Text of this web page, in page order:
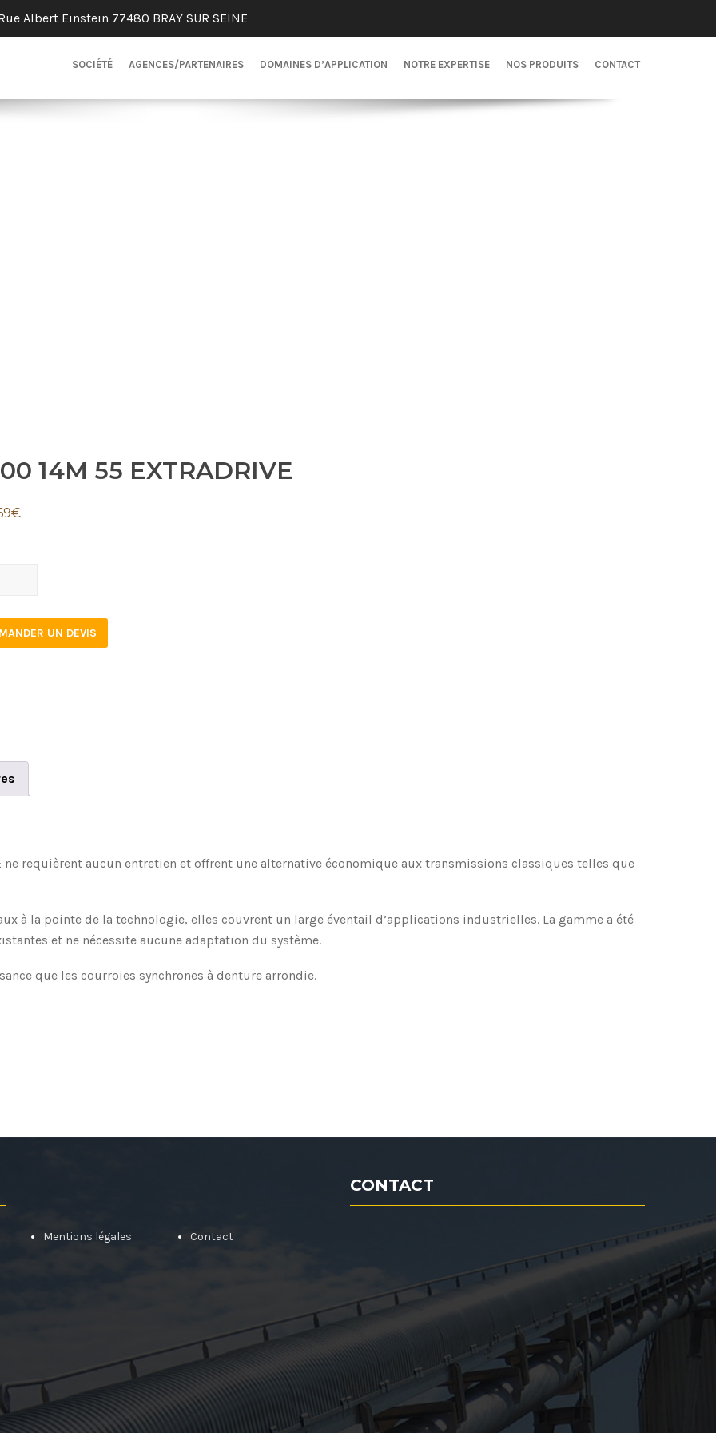
Albert Einstein 77480 BRAY SUR SEINE
SOCIÉTÉ AGENCES/PARTENAIRES DOMAINES D’APPLICATION NOTRE EXPERTISE NOS PRODUITS CONTACT
14M 55 EXTRADRIVE
€
UN DEVIS
ne requièrent aucun entretien et offrent une alternative économique aux transmissions classiques telles que
à la pointe de la technologie, elles couvrent un large éventail d’applications industrielles. La gamme a été
et ne nécessite aucune adaptation du système.
que les courroies synchrones à denture arrondie.
Mentions légales Contact
CONTACT